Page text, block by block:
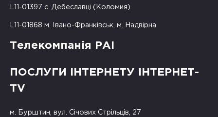
L11-01397 с. Дебеславці (Коломия)
L11-01868 м. Івано-Франківськ, м. Надвірна
Телекомпанія РАІ
ПОСЛУГИ ІНТЕРНЕТУ ІНТЕРНЕТ-
TV
м. Бурштин, вул. Січових Стрільців, 27